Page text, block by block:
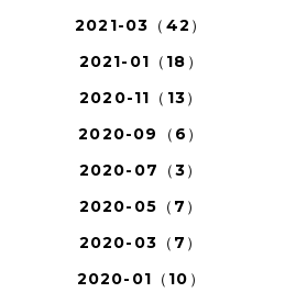
2021-03（42）
2021-01（18）
2020-11（13）
2020-09（6）
2020-07（3）
2020-05（7）
2020-03（7）
2020-01（10）